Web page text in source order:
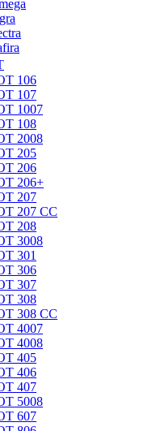
106
107
1007
108
2008
205
206
206+
207
207 CC
208
3008
301
306
307
308
308 CC
4007
4008
405
406
407
5008
607